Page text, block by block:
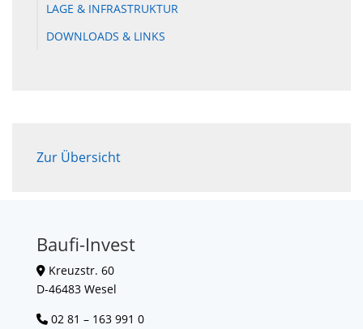
LAGE & INFRASTRUKTUR
DOWNLOADS & LINKS
Zur Übersicht
Baufi-Invest
Kreuzstr. 60
D-46483 Wesel
02 81 – 163 991 0